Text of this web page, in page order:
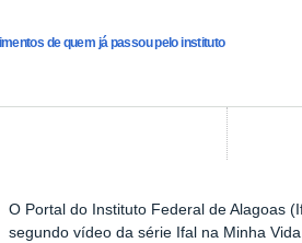
de quem já passou pelo instituto
O Portal do Instituto Federal de Alagoas
segundo vídeo da série Ifal na Minha